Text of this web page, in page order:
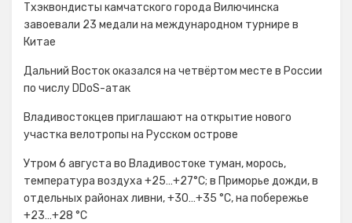
Тхэквондисты камчатского города Вилючинска
завоевали 23 медали на международном турнире в
Китае
Дальний Восток оказался на четвёртом месте в России
по числу DDoS-атак
Владивостокцев приглашают на открытие нового
участка велотропы на Русском острове
Утром 6 августа во Владивостоке туман, морось,
температура воздуха +25…+27°С; в Приморье дожди, в
отдельных районах ливни, +30…+35 °C, на побережье
+23…+28 °C